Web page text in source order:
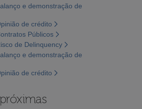
e demonstração de
de crédito
Públicos
de Delinquency
e demonstração de
de crédito